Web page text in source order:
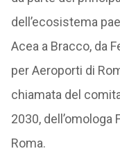
dell’ecosistema
Acea a Bracco, da
per Aeroporti di
chiamata del
2030, dell’omologa
Roma.